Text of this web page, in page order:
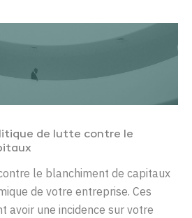
de lutte contre le
le blanchiment de capitaux
de votre entreprise. Ces
avoir une incidence sur votre